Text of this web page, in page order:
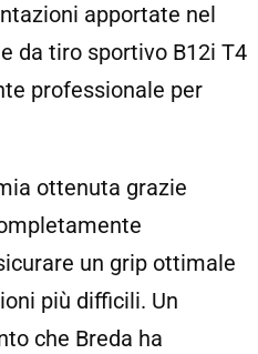
apportate nel
da tiro sportivo B12i T4
professionale per
ottenuta grazie
un grip ottimale
più difficili. Un
che Breda ha